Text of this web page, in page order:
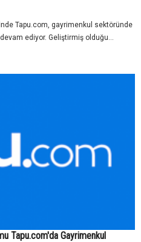
Tapu.com, gayrimenkul sektöründe
ediyor. Geliştirmiş olduğu...
Tapu.com'da Gayrimenkul